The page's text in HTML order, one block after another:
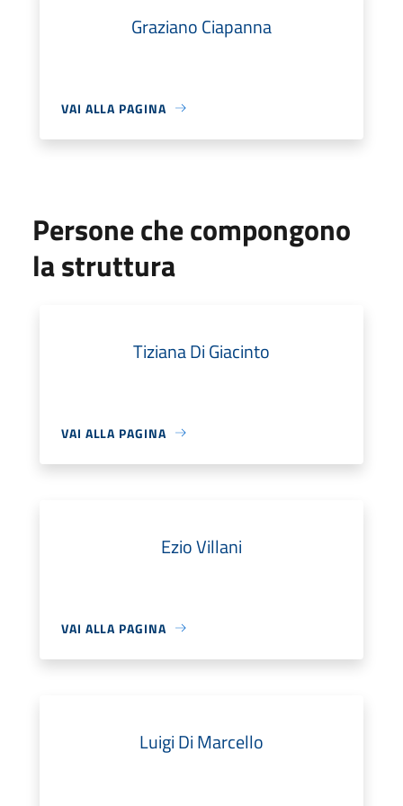
Graziano Ciapanna
VAI ALLA PAGINA
Persone che compongono
la struttura
Tiziana Di Giacinto
VAI ALLA PAGINA
Ezio Villani
VAI ALLA PAGINA
Luigi Di Marcello